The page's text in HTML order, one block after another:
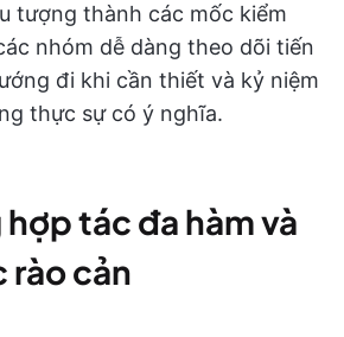
tượng thành các mốc kiểm
nhóm dễ dàng theo dõi tiến
đi khi cần thiết và kỷ niệm
thực sự có ý nghĩa.
tác đa hàm và
rào cản